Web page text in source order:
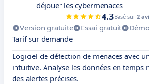
déjouer les cybermenaces
4.3Basé sur 2
Version gratuite Essai gratuit
Tarif sur demande
Logiciel de détection de menaces avec
intuitive. Analyse les données en temps
des alertes précises.